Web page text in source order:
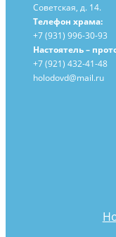
Советская, д. 14.
Телефон храма:
+7 (931) 996-30-93
Настоятель –
+7 (921) 432-41-48
holodovd@mail.ru